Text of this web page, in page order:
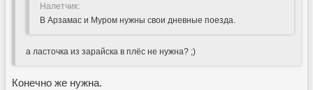
Hалетчик:
В Арзамас и Муром нужны свои дневные поезда.
а ласточка из зарайска в плёс не нужна? ;)
Конечно же нужна.